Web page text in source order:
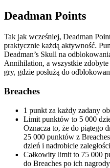
Deadman Points
Tak jak wcześniej, Deadman
praktycznie każdą aktywność.
Deadman’s Skull na
Annihilation, a wszystkie
gry, gdzie posłużą do
Breaches
1 punkt za każdy zadany
Limit punktów to 5 000
Oznacza to, że do piątego
25 000 punktów z
dzień i nadrobicie
Całkowity limit to 75 000
do Breaches po ich